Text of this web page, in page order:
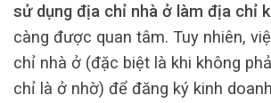
sử dụng địa chỉ nhà ở làm địa chỉ
càng được quan tâm. Tuy nhiên,
chỉ nhà ở (đặc biệt là khi không
chỉ là ở nhờ) để đăng ký kinh